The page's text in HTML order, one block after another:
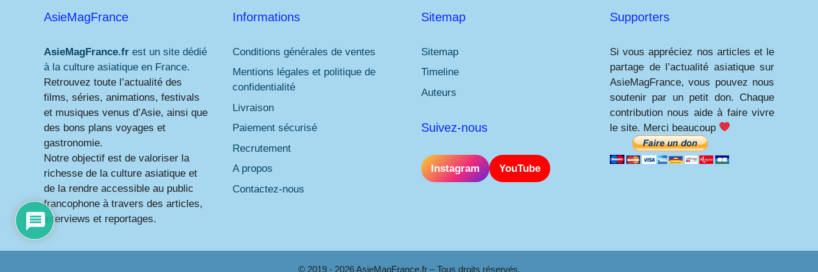
AsieMagFrance
AsieMagFrance.fr est un site dédié
à la culture asiatique en France.
Retrouvez toute l’actualité des
films, séries, animations, festivals
et musiques venus d’Asie, ainsi que
des bons plans voyages et
gastronomie.
Notre objectif est de valoriser la
richesse de la culture asiatique et
de la rendre accessible au public
francophone à travers des articles,
interviews et reportages.
Informations
Conditions générales de ventes
Mentions légales et politique de
confidentialité
Livraison
Paiement sécurisé
Recrutement
A propos
Contactez-nous
Sitemap
Sitemap
Timeline
Auteurs
Suivez-nous
Instagram YouTube
Supporters
Si vous appréciez nos articles et le
partage de l’actualité asiatique sur
AsieMagFrance, vous pouvez nous
soutenir par un petit don. Chaque
contribution nous aide à faire vivre
le site. Merci beaucoup
© 2019 - 2026 AsieMagFrance.fr – Tous droits réservés.